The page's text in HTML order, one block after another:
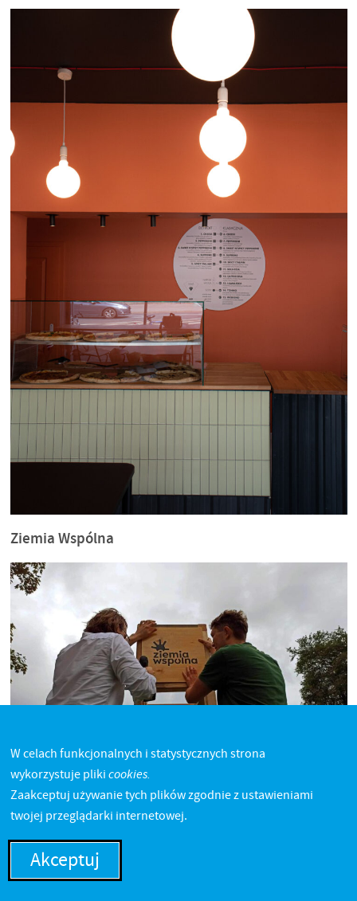
Ziemia Wspólna
W celach funkcjonalnych i statystycznych strona
wykorzystuje pliki cookies.
Zaakceptuj używanie tych plików zgodnie z ustawieniami
twojej przeglądarki internetowej.
Akceptuj